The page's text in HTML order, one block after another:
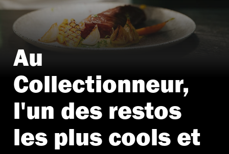
Au
Collectionneur,
l'un des restos
les plus cools et